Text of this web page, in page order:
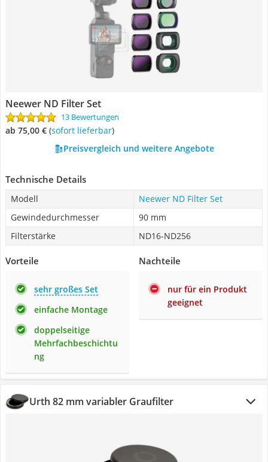
Neewer ND Filter Set
13 Bewertungen
ab 75,00 € ( Sofort lieferbar)
Preisvergleich und weitere Angebote
Technische Details
Modell
Neewer ND Filter Set
Gewindedurchmesser
90 mm
Filterstärke
ND16-ND256
Vorteile
sehr großes Set
einfache Montage
doppelseitige
Mehrfachbeschichtu
ng
Nachteile
nur für ein Produkt
geeignet
Urth 82 mm variabler Graufilter